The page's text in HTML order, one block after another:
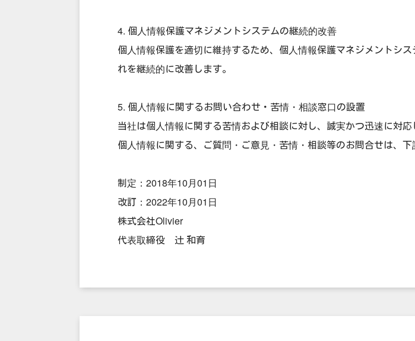
4. 個人情報保護マネジメントシステムの継続的改善
個人情報保護を適切に維持するため、個人情報保護マネジメントシ
れを継続的に改善します。
5. 個人情報に関するお問い合わせ・苦情・相談窓口の設置
当社は個人情報に関する苦情および相談に対し、誠実かつ迅速に対応
個人情報に関する、ご質問・ご意見・苦情・相談等のお問合せは、
制定：2018年10月01日
改訂：2022年10月01日
株式会社Olivier
代表取締役 辻 和育